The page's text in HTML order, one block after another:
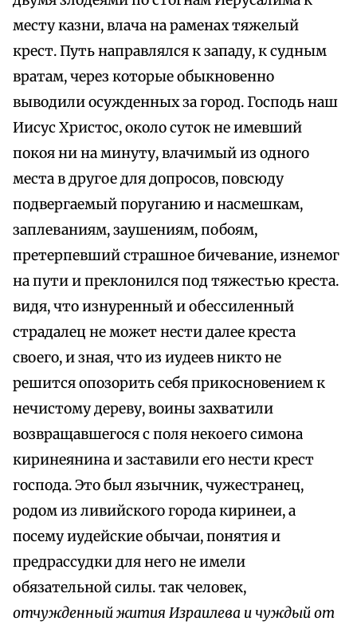
месту казни, влача на раменах тяжелый
крест. Путь направлялся к западу, к судным
вратам, через которые обыкновенно
выводили осужденных за город. Господь наш
Иисус Христос, около суток не имевший
покоя ни на минуту, влачимый из одного
места в другое для допросов, повсюду
подвергаемый поруганию и насмешкам,
заплеваниям, заушениям, побоям,
претерпевший страшное бичевание, изнемог
на пути и преклонился под тяжестью креста.
видя, что изнуренный и обессиленный
страдалец не может нести далее креста
своего, и зная, что из иудеев никто не
решится опозорить себя прикосновением к
нечистому дереву, воины захватили
возвращавшегося с поля некоего симона
киринеянина и заставили его нести крест
господа. Это был язычник, чужестранец,
родом из ливийского города киринеи, а
посему иудейские обычаи, понятия и
предрассудки для него не имели
обязательной силы. так человек,
отчужденный жития Израилева и чуждый от